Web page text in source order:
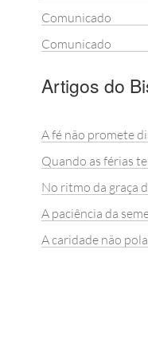
Comunicado
Comunicado
Artigos do
A fé não promete
Quando as férias
No ritmo da graça
A paciência da
A caridade não